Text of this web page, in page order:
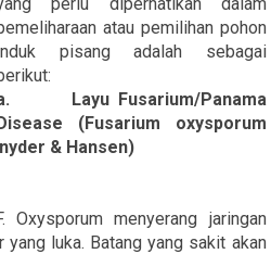
atau pemilihan pohon
pisang adalah sebagai
Layu Fusarium/Panama
(Fusarium oxysporum
& Hansen)
Oxysporum menyerang jaringan
luka. Batang yang sakit akan